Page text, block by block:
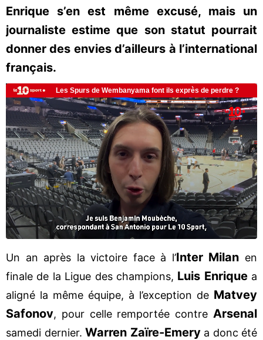
Enrique s’en est même excusé, mais un
journaliste estime que son statut pourrait
donner des envies d’ailleurs à l’international
français.
Un an après la victoire face à l’Inter Milan en
finale de la Ligue des champions, Luis Enrique a
aligné la même équipe, à l’exception de Matvey
Safonov, pour celle remportée contre Arsenal
samedi dernier. Warren Zaïre-Emerya donc été